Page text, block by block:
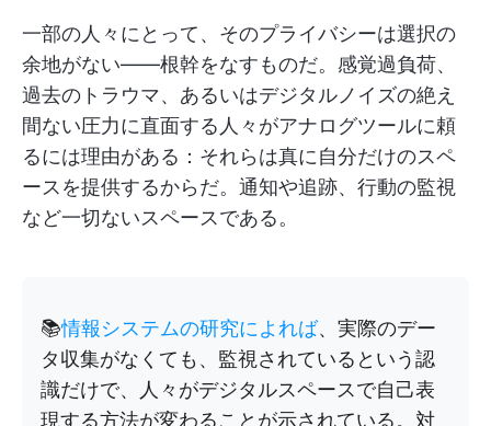
一部の人々にとって、そのプライバシーは選択の
余地がない——根幹をなすものだ。感覚過負荷、
過去のトラウマ、あるいはデジタルノイズの絶え
間ない圧力に直面する人々がアナログツールに頼
るには理由がある：それらは真に自分だけのスペ
ースを提供するからだ。通知や追跡、行動の監視
など一切ないスペースである。
📚情報システムの研究によれば、実際のデー
タ収集がなくても、監視されているという認
識だけで、人々がデジタルスペースで自己表
現する方法が変わることが示されている。対